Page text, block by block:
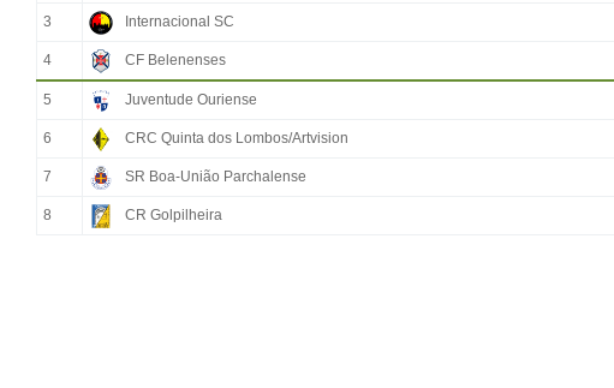
3 Internacional SC
4 CF Belenenses
5 Juventude Ouriense
6 CRC Quinta dos Lombos/Artvision
7 SR Boa-União Parchalense
8 CR Golpilheira